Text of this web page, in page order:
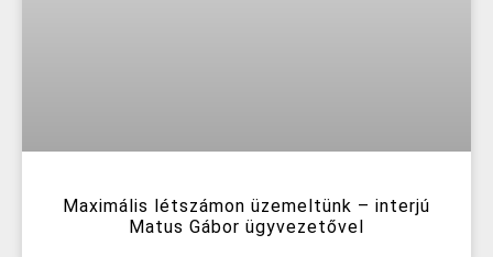
Maximális létszámon üzemeltünk – interjú
Matus Gábor ügyvezetővel